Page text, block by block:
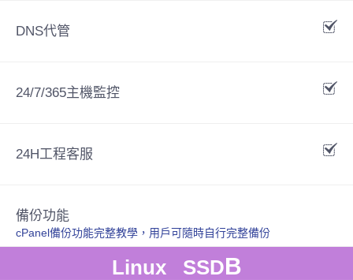
DNS代管
24/7/365主機監控
24H工程客服
備份功能
cPanel備份功能完整教學，用戶可隨時自行完整備份
Linux SSDB